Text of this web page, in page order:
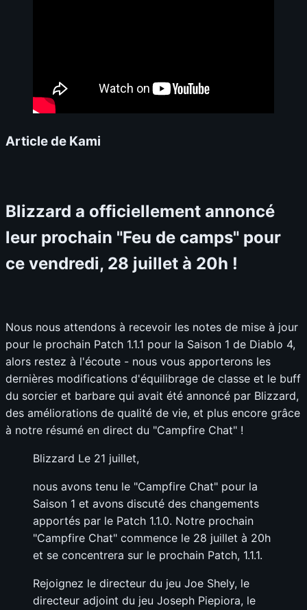
Article de Kami
Blizzard a officiellement annoncé
leur prochain "Feu de camps" pour
ce vendredi, 28 juillet à 20h !
Nous nous attendons à recevoir les notes de mise à jour
pour le prochain Patch 1.1.1 pour la Saison 1 de Diablo 4,
alors restez à l'écoute - nous vous apporterons les
dernières modifications d'équilibrage de classe et le buff
du sorcier et barbare qui avait été annoncé par Blizzard,
des améliorations de qualité de vie, et plus encore grâce
à notre résumé en direct du "Campfire Chat" !
Blizzard Le 21 juillet,
nous avons tenu le "Campfire Chat" pour la
Saison 1 et avons discuté des changements
apportés par le Patch 1.1.0. Notre prochain
"Campfire Chat" commence le 28 juillet à 20h
et se concentrera sur le prochain Patch, 1.1.1.
Rejoignez le directeur du jeu Joe Shely, le
directeur adjoint du jeu Joseph Piepiora, le